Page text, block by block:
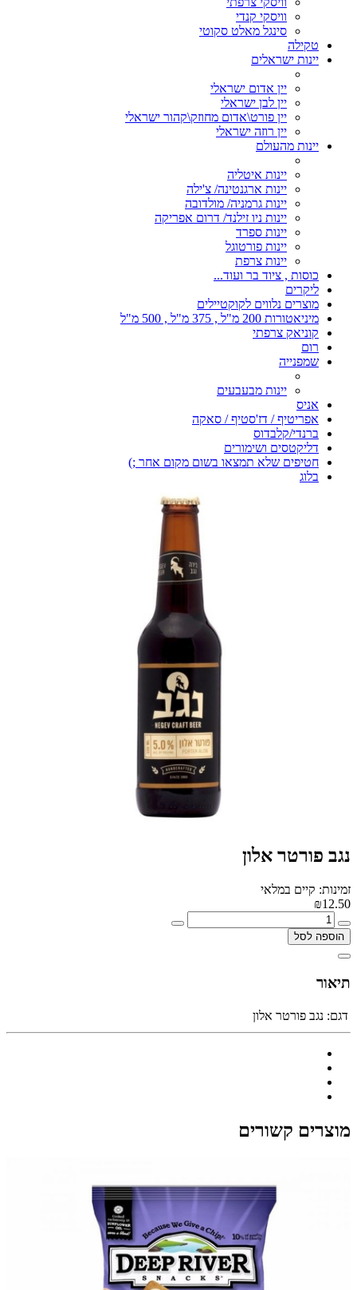
וויסקי קנדי
סינגל מאלט סקוטי
טקילה
יינות ישראלים
יין אדום ישראלי
יין לבן ישראלי
יין פורט\אדום מחוזק\קהור ישראלי
יין רוזה ישראלי
יינות מהעולם
יינות איטליה
יינות ארגנטינה/ צ'ילה
יינות גרמניה/ מולדובה
יינות ניו זילנד/ דרום אפריקה
יינות ספרד
יינות פורטוגל
יינות צרפת
כוסות , ציוד בר ועוד...
ליקרים
מוצרים נלווים לקוקטיילים
מיניאטורות 200 מ"ל , 375 מ"ל , 500 מ"ל
קוניאק צרפתי
רום
שמפנייה
יינות מבעבעים
אניס
אפריטיף / דז'סטיף / סאקה
ברנדי/קלבדוס
דליקטסים ושימורים
חטיפים שלא תמצאו בשום מקום אחר ;)
בלוג
נגב פורטר אלון
זמינות: קיים במלאי
₪12.50
הוספה לסל
תיאור
דגם: נגב פורטר אלון
מוצרים קשורים